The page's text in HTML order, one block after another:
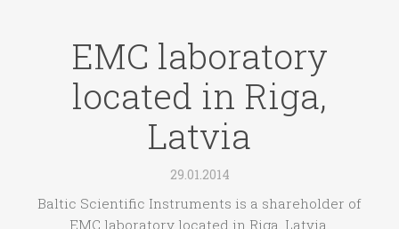
EMC laboratory
located in Riga,
Latvia
29.01.2014
Baltic Scientific Instruments is a shareholder of
EMC laboratory located in Riga, Latvia.